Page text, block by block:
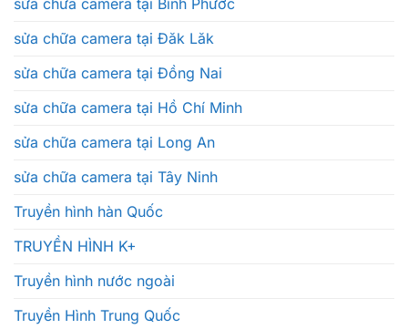
sửa chữa camera tại Đăk Lăk
sửa chữa camera tại Đồng Nai
sửa chữa camera tại Hồ Chí Minh
sửa chữa camera tại Long An
sửa chữa camera tại Tây Ninh
Truyền hình hàn Quốc
TRUYỀN HÌNH K+
Truyền hình nước ngoài
Truyền Hình Trung Quốc